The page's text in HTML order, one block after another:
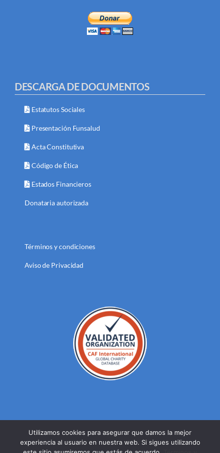
DESCARGA DE DOCUMENTOS
Estatutos Sociales
Presentación Funsalud
Acta Constitutiva
Código de Ética
Estados Financieros
Donataria autorizada
Términos y condiciones
Aviso de Privacidad
© DERECHOS RESERVADOS FUNDACION MEXICANA PARA LA
Utilizamos cookies para asegurar que damos la mejor
experiencia al usuario en nuestra web. Si sigues utilizando